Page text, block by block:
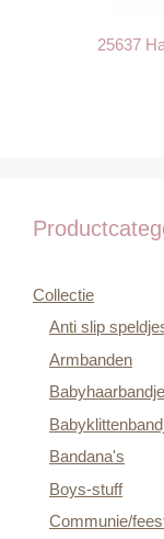
25637
Collectie
Anti slip
Armbanden
Bandana's
Boys-stuff
Communie/